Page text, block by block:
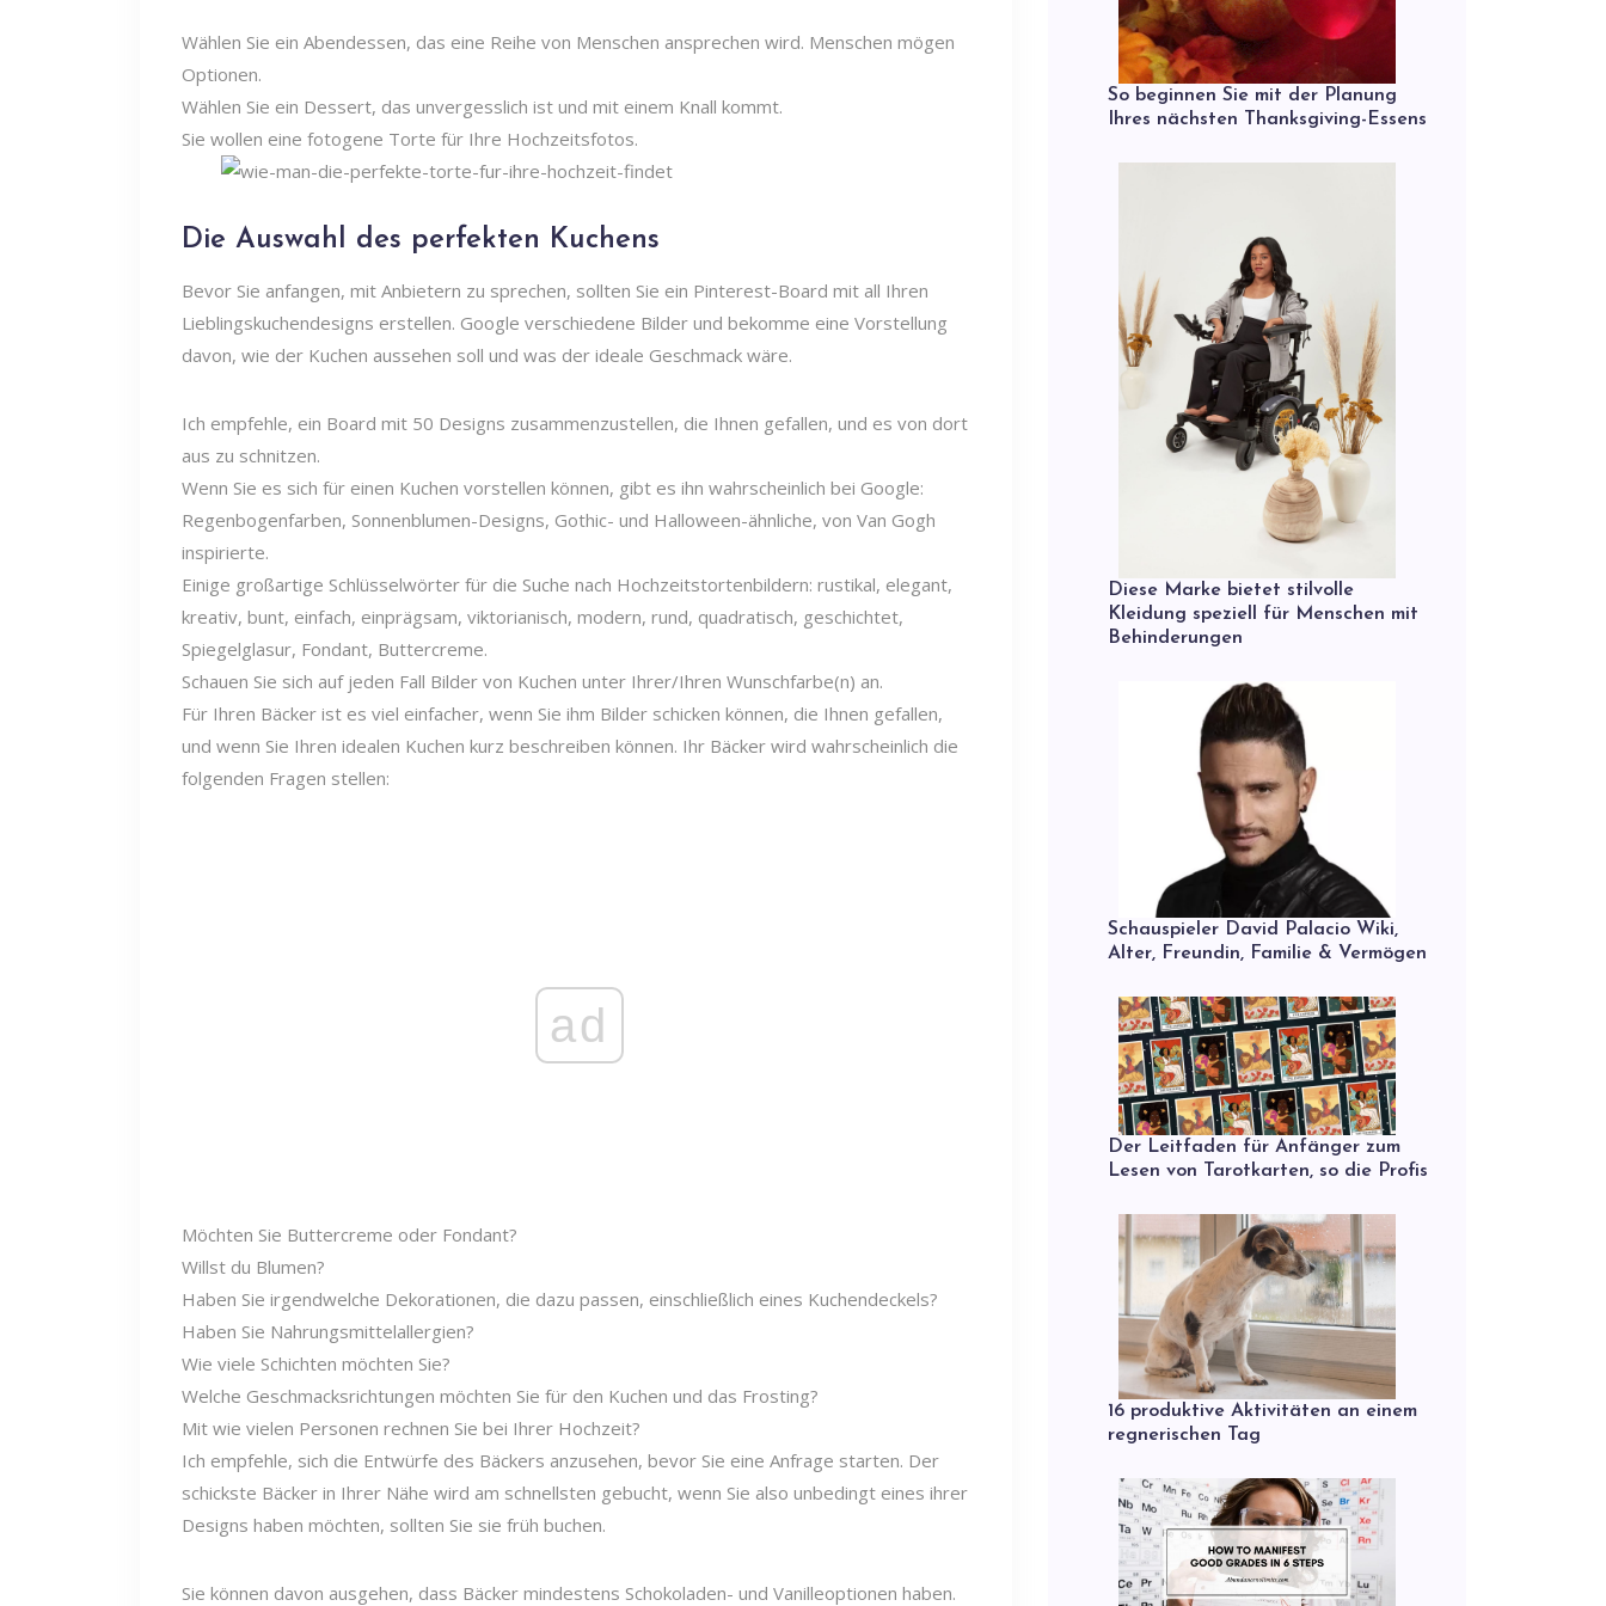
Wählen Sie ein Abendessen, das eine Reihe von Menschen ansprechen wird. Menschen mögen
Optionen.
Wählen Sie ein Dessert, das unvergesslich ist und mit einem Knall kommt.
Sie wollen eine fotogene Torte für Ihre Hochzeitsfotos.
Die Auswahl des perfekten Kuchens
Bevor Sie anfangen, mit Anbietern zu sprechen, sollten Sie ein Pinterest-Board mit all Ihren
Lieblingskuchendesigns erstellen. Google verschiedene Bilder und bekomme eine Vorstellung
davon, wie der Kuchen aussehen soll und was der ideale Geschmack wäre.
Ich empfehle, ein Board mit 50 Designs zusammenzustellen, die Ihnen gefallen, und es von dort
aus zu schnitzen.
Wenn Sie es sich für einen Kuchen vorstellen können, gibt es ihn wahrscheinlich bei Google:
Regenbogenfarben, Sonnenblumen-Designs, Gothic- und Halloween-ähnliche, von Van Gogh
inspirierte.
Einige großartige Schlüsselwörter für die Suche nach Hochzeitstortenbildern: rustikal, elegant,
kreativ, bunt, einfach, einprägsam, viktorianisch, modern, rund, quadratisch, geschichtet,
Spiegelglasur, Fondant, Buttercreme.
Schauen Sie sich auf jeden Fall Bilder von Kuchen unter Ihrer/Ihren Wunschfarbe(n) an.
Für Ihren Bäcker ist es viel einfacher, wenn Sie ihm Bilder schicken können, die Ihnen gefallen,
und wenn Sie Ihren idealen Kuchen kurz beschreiben können. Ihr Bäcker wird wahrscheinlich die
folgenden Fragen stellen:
ad
Möchten Sie Buttercreme oder Fondant?
Willst du Blumen?
Haben Sie irgendwelche Dekorationen, die dazu passen, einschließlich eines Kuchendeckels?
Haben Sie Nahrungsmittelallergien?
Wie viele Schichten möchten Sie?
Welche Geschmacksrichtungen möchten Sie für den Kuchen und das Frosting?
Mit wie vielen Personen rechnen Sie bei Ihrer Hochzeit?
Ich empfehle, sich die Entwürfe des Bäckers anzusehen, bevor Sie eine Anfrage starten. Der
schickste Bäcker in Ihrer Nähe wird am schnellsten gebucht, wenn Sie also unbedingt eines ihrer
Designs haben möchten, sollten Sie sie früh buchen.
Sie können davon ausgehen, dass Bäcker mindestens Schokoladen- und Vanilleoptionen haben.
So beginnen Sie mit der Planung
Ihres nächsten Thanksgiving-Essens
Diese Marke bietet stilvolle
Kleidung speziell für Menschen mit
Behinderungen
Schauspieler David Palacio Wiki,
Alter, Freundin, Familie & Vermögen
Der Leitfaden für Anfänger zum
Lesen von Tarotkarten, so die Profis
16 produktive Aktivitäten an einem
regnerischen Tag